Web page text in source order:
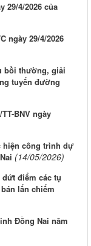
29/4/2026 của
ngày 29/4/2026
bồi thường, giải
tuyến đường
BNV ngày
hiện công trình dự
(14/05/2026)
điểm các tụ
lấn chiếm
Đồng Nai năm